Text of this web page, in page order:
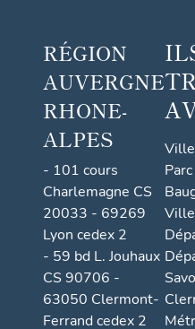
RÉGION
AUVERGNE
RHONE-
ALPES
- 101 cours
Charlemagne CS
20033 - 69269
Lyon cedex 2
- 59 bd L. Jouhaux
CS 90706 -
63050 Clermont-
Ferrand cedex 2